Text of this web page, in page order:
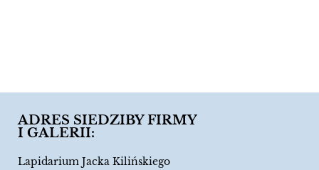
ADRES SIEDZIBY FIRMY
I GALERII:
Lapidarium Jacka Kilińskiego